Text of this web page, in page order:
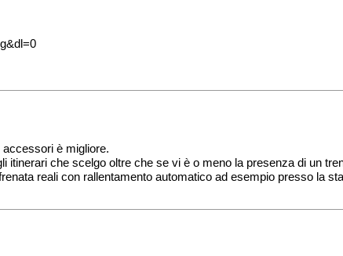
accessori è migliore.
itinerari che scelgo oltre che se vi è o meno la presenza di un
reali con rallentamento automatico ad esempio presso la